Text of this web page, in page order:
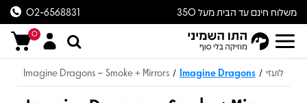
משלוח חינם עד הבית מעל 350
ש״ח
02-6568831
0
לועזי /
Imagine Dragons
/
Imagine Dragons – Smoke + Mirrors